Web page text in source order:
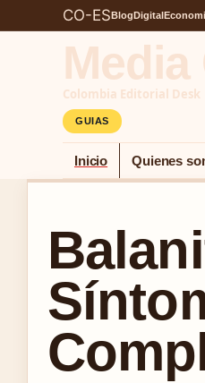
CO-ESBlogDigital
Colombia Editorial Desk
GUIAS
Inicio Quienes